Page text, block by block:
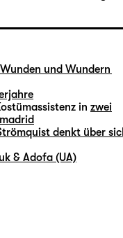
und Wundern
in zwei
denkt über
& Adofa (UA)